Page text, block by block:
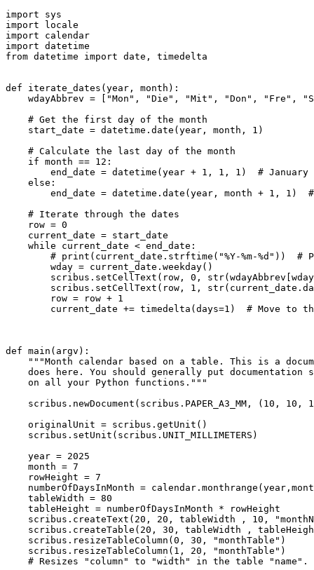
import sys
import locale
import calendar
import datetime
from datetime import date, timedelta
def iterate_dates(year, month):
wdayAbbrev = ["Mon", "Die", "Mit", "Don", "Fre",
    # Get the first day of the month
    start_date = datetime.date(year, month, 1)
    # Calculate the last day of the month
    if month == 12:
end_date = datetime(year + 1, 1, 1)  # January
    else:
end_date = datetime.date(year, month + 1, 1)
    # Iterate through the dates
    row = 0
    current_date = start_date
    while current_date < end_date:
# print(current_date.strftime("%Y-%m-%d"))  #
        wday = current_date.weekday()
scribus.setCellText(row, 0,
scribus.setCellText(row, 1,
        row = row + 1
current_date += timedelta(days=1)  # Move to
def main(argv):
"""Month calendar based on a table. This is a
does here. You should generally put documentation
    on all your Python functions."""
scribus.newDocument(scribus.PAPER_A3_MM, (10, 10,
    originalUnit = scribus.getUnit()
    scribus.setUnit(scribus.UNIT_MILLIMETERS)
    year = 2025
    month = 7
    rowHeight = 7
numberOfDaysInMonth =
    tableWidth = 80
    tableHeight = numberOfDaysInMonth * rowHeight
scribus.createText(20, 20, tableWidth , 10,
scribus.createTable(20, 30, tableWidth ,
    scribus.resizeTableColumn(0, 30, "monthTable")
    scribus.resizeTableColumn(1, 20, "monthTable")
# Resizes "column" to "width" in the table